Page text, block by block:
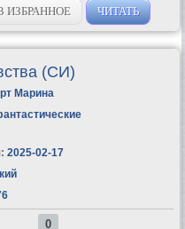
ИЗБРАННОЕ ЧИТАТЬ
(СИ)
Марина
2025-02-17
0